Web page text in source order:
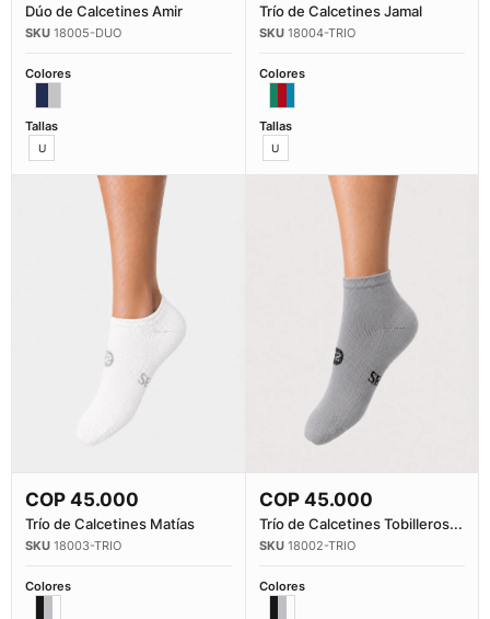
Dúo de Calcetines Amir
18005-DUO
Colores
Tallas
U
Trío de Calcetines Jamal
18004-TRIO
Colores
Tallas
U
Comprar Ahora
COP 45.000
Trío de Calcetines Matías
18003-TRIO
Colores
Comprar Ahora
COP45.000
Trío de Calcetines Tobilleros...
18002-TRIO
Colores